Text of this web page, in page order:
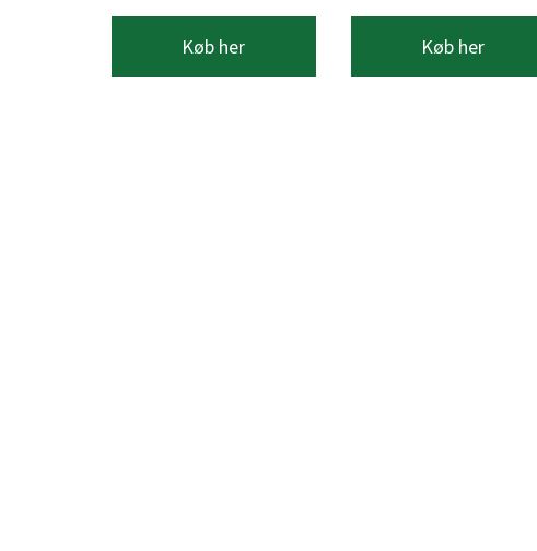
Køb her Køb her